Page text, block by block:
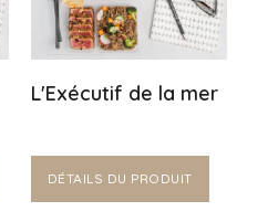
L'Exécutif de la mer
DÉTAILS DU PRODUIT